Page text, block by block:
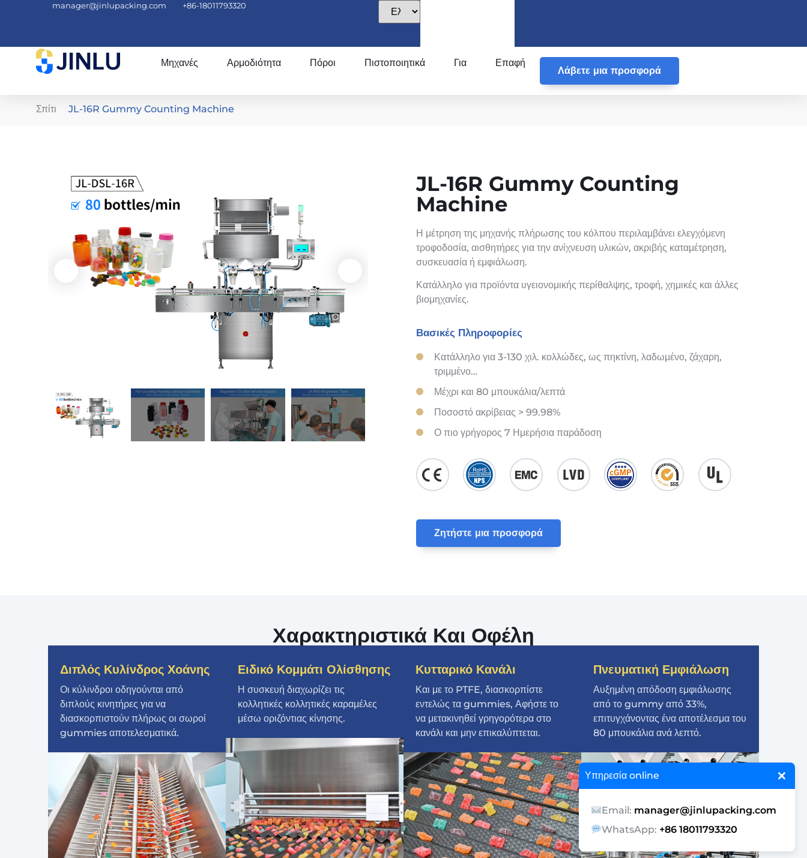
×
Υπηρεσία online
Email: manager@jinlupacking.com
WhatsApp: +86 18011793320
manager@jinlupacking.com +86-18011793320
Μηχανές Αρμοδιότητα Πόροι Πιστοποιητικά Για Επαφή
Λάβετε μια προσφορά
Σπίτι JL-16R Gummy Counting Machine
JL-16R Gummy Counting
Machine
Η μέτρηση της μηχανής πλήρωσης του κόλπου περιλαμβάνει ελεγχόμενη
τροφοδοσία, αισθητήρες για την ανίχνευση υλικών, ακριβής καταμέτρηση,
συσκευασία ή εμφιάλωση.
Κατάλληλο για προϊόντα υγειονομικής περίθαλψης, τροφή, χημικές και άλλες
βιομηχανίες.
Βασικές Πληροφορίες
Κατάλληλο για 3-130 χιλ. κολλώδες, ως πηκτίνη, λαδωμένο, ζάχαρη,
τριμμένο…
Μέχρι και 80 μπουκάλια/λεπτά
Ποσοστό ακρίβειας > 99.98%
Ο πιο γρήγορος 7 Ημερήσια παράδοση
Ζητήστε μια προσφορά
Χαρακτηριστικά Και Οφέλη
Διπλός Κυλίνδρος Χοάνης
Οι κύλινδροι οδηγούνται από
διπλούς κινητήρες για να
διασκορπιστούν πλήρως οι σωροί
gummies αποτελεσματικά.
Ειδικό Κομμάτι Ολίσθησης
Η συσκευή διαχωρίζει τις
κολλητικές κολλητικές καραμέλες
μέσω οριζόντιας κίνησης.
Κυτταρικό Κανάλι
Και με το PTFE, διασκορπίστε
εντελώς τα gummies, Αφήστε το
να μετακινηθεί γρηγορότερα στο
κανάλι και μην επικαλύπτεται.
Πνευματική Εμφιάλωση
Αυξημένη απόδοση εμφιάλωσης
από το gummy από 33%,
επιτυγχάνοντας ένα αποτέλεσμα του
80 μπουκάλια ανά λεπτό.